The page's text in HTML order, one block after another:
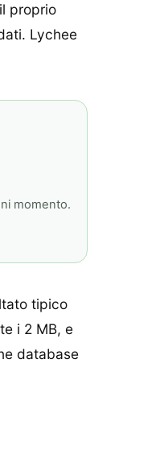
proprio
Lychee
momento.
tipico
i 2 MB, e
database